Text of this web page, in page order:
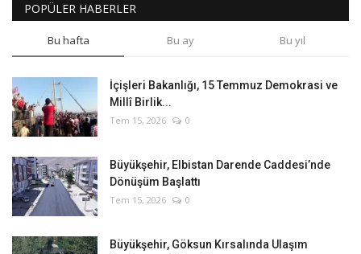
POPÜLER HABERLER
Bu hafta Bu ay Bu yıl
İçişleri Bakanlığı, 15 Temmuz Demokrasi ve
Millî Birlik...
Tem 15, 2026 0
Büyükşehir, Elbistan Darende Caddesi’nde
Dönüşüm Başlattı
Tem 15, 2026 0
Büyükşehir, Göksun Kırsalında Ulaşım